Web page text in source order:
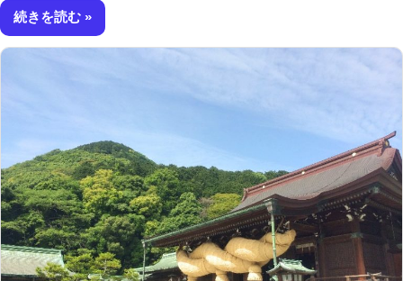
続きを読む